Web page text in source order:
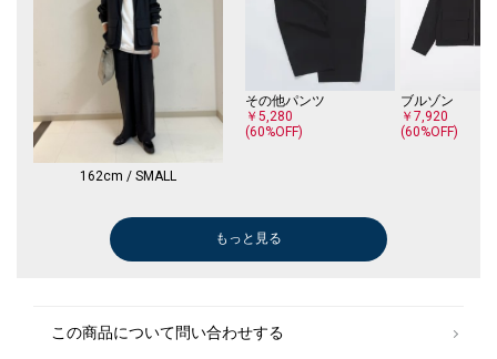
162cm / SMALL
その他パンツ
￥5,280
(60%OFF)
ブルゾン
￥7,920
(60%OFF)
その他パンツ
その他パンツ
もっと見る
この商品について問い合わせする